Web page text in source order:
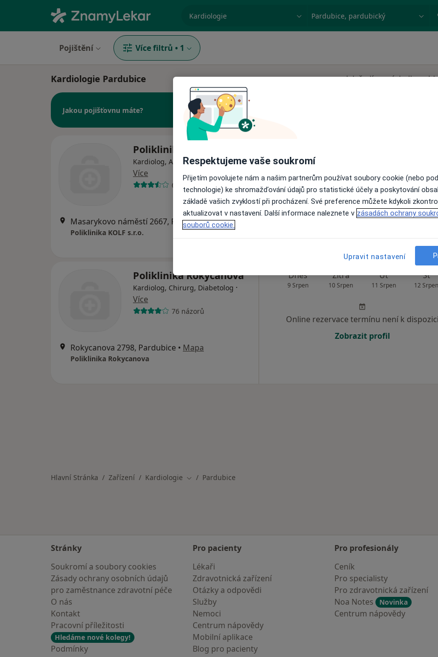
Pojištění Více filtrů • 1
Kardiologie Pardubice Jak řadíme výsledky
Jakou pojišťovnu máte?
Poliklinika KOLF s.r.o.
Kardiolog, Alergolog, Anesteziolog·
Více
65 názorů
Masarykovo náměstí 2667, Pardubice•Mapa
Poliklinika KOLF s.r.o.
9 Srpen
Online rezervace termínu není k
Zobrazit profil
Poliklinika Rokycanova
Kardiolog, Chirurg, Diabetolog ·
Více
76 názorů
Rokycanova 2798, Pardubice • Mapa
Poliklinika Rokycanova
Dnes
9 Srpen
Zítra
10 Srpen
Út
11 Srpen
St
12 Srpen
Online rezervace termínu není k dispozici
Zobrazit profil
Hlavní Stránka Zařízení Kardiologie Změna města
Pardubice
Stránky
Soukromí a soubory cookies
Zásady ochrany osobních údajů
pro zaměstnance zdravotní péče
O nás
Kontakt
Pracovní příležitosti
Hledáme nové kolegy!
Podmínky
Pro pacienty
Lékaři
Zdravotnická zařízení
Otázky a odpovědi
Služby
Nemoci
Centrum nápovědy
Mobilní aplikace
Blog pro pacienty
Pro profesionály
Ceník
Pro specialisty
Pro zdravotnická zařízení
Noa Notes
Novinka
Centrum nápovědy
Respektujeme vaše soukromí
Přijetím povolujete nám a našim partnerům používat soubory cookie (nebo
technologie) ke shromažďování údajů pro statistické účely a poskytování
základě vašich zvyklostí při procházení. Své preference můžete kdykoli
aktualizovat v nastavení. Další informace naleznete v zásadách ochrany
souborů cookie.
Upravit nastavení